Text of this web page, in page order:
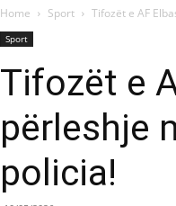
Home Sport Tifozët e AF
Sport
Tifozët e
përleshje
policia!